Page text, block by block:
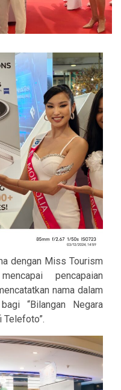
dengan Miss Tourism
pencapaian
nama dalam
“Bilangan Negara
Telefoto”.